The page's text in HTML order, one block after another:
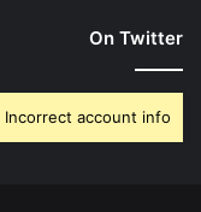
On Twitter
account info.